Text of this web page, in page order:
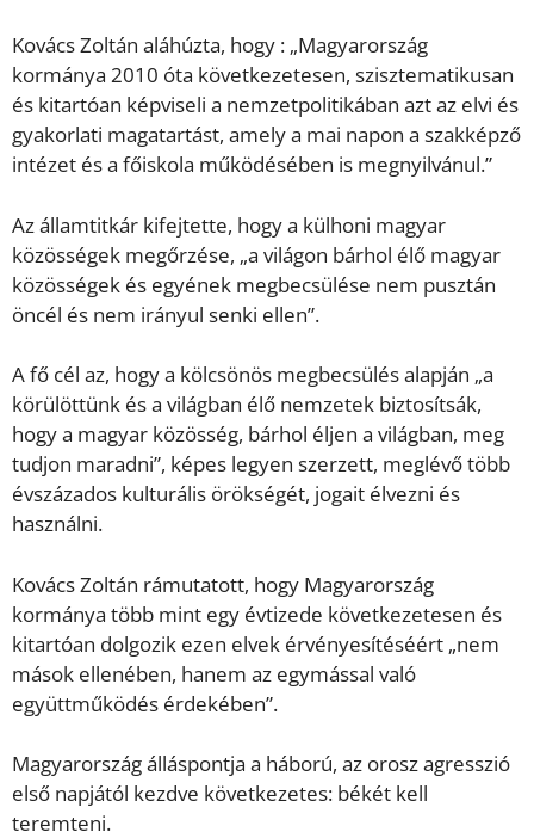
Kovács Zoltán aláhúzta, hogy : „Magyarország
kormánya 2010 óta következetesen, szisztematikusan
és kitartóan képviseli a nemzetpolitikában azt az elvi és
gyakorlati magatartást, amely a mai napon a szakképző
intézet és a főiskola működésében is megnyilvánul.”
Az államtitkár kifejtette, hogy a külhoni magyar
közösségek megőrzése, „a világon bárhol élő magyar
közösségek és egyének megbecsülése nem pusztán
öncél és nem irányul senki ellen”.
A fő cél az, hogy a kölcsönös megbecsülés alapján „a
körülöttünk és a világban élő nemzetek biztosítsák,
hogy a magyar közösség, bárhol éljen a világban, meg
tudjon maradni”, képes legyen szerzett, meglévő több
évszázados kulturális örökségét, jogait élvezni és
használni.
Kovács Zoltán rámutatott, hogy Magyarország
kormánya több mint egy évtizede következetesen és
kitartóan dolgozik ezen elvek érvényesítéséért „nem
mások ellenében, hanem az egymással való
együttműködés érdekében”.
Magyarország álláspontja a háború, az orosz agresszió
első napjától kezdve következetes: békét kell
teremteni.